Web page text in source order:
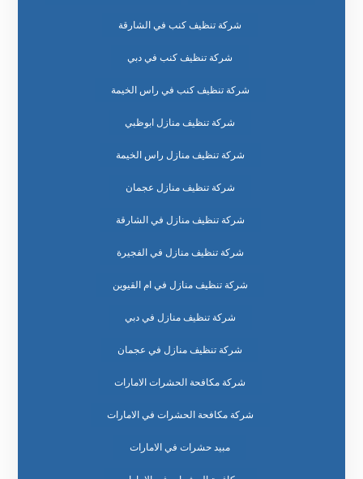
شركة تنظيف كنب في الشارقة
شركة تنظيف كنب في دبي
شركة تنظيف كنب في راس الخيمة
شركة تنظيف منازل ابوظبي
شركة تنظيف منازل راس الخيمة
شركة تنظيف منازل عجمان
شركة تنظيف منازل في الشارقة
شركة تنظيف منازل في الفجيرة
شركة تنظيف منازل في ام القيوين
شركة تنظيف منازل في دبي
شركة تنظيف منازل في عجمان
شركة مكافحة الحشرات الامارات
شركة مكافحة الحشرات في الامارات
مبيد حشرات في الامارات